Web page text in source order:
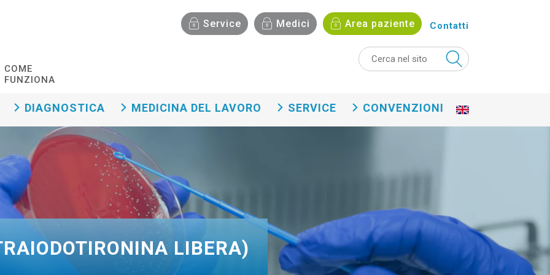
COME
FUNZIONA
Menù funzionalità
Service Medici Area paziente Contatti
DIAGNOSTICA MEDICINA DEL LAVORO SERVICE CONVENZIONI
En
LIBERA)